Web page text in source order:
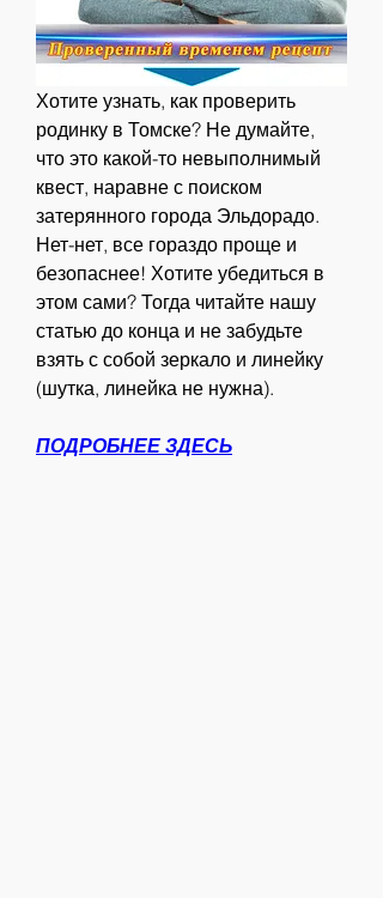
Хотите узнать, как проверить
родинку в Томске? Не думайте,
что это какой-то невыполнимый
квест, наравне с поиском
затерянного города Эльдорадо.
Нет-нет, все гораздо проще и
безопаснее! Хотите убедиться в
этом сами? Тогда читайте нашу
статью до конца и не забудьте
взять с собой зеркало и линейку
(шутка, линейка не нужна).
ПОДРОБНЕЕ ЗДЕСЬ